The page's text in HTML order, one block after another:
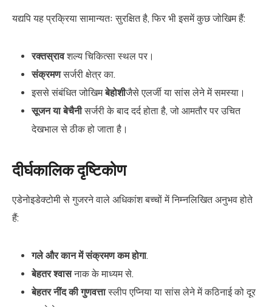
यद्यपि यह प्रक्रिया सामान्यतः सुरक्षित है, फिर भी इसमें कुछ जोखिम हैं:
रक्तस्रावशल्य चिकित्सा स्थल पर।
संक्रमणसर्जरी क्षेत्र का.
इससे संबंधित जोखिमबेहोशीजैसे एलर्जी या सांस लेने में समस्या।
सूजन या बेचैनीसर्जरी के बाद दर्द होता है, जो आमतौर पर उचित
देखभाल से ठीक हो जाता है।
दीर्घकालिक दृष्टिकोण
एडेनोइडेक्टोमी से गुजरने वाले अधिकांश बच्चों में निम्नलिखित अनुभव होते
हैं:
गले और कान में संक्रमण कम होगा.
बेहतर श्वासनाक के माध्यम से.
बेहतर नींद की गुणवत्तास्लीप एप्निया या सांस लेने में कठिनाई को दूर